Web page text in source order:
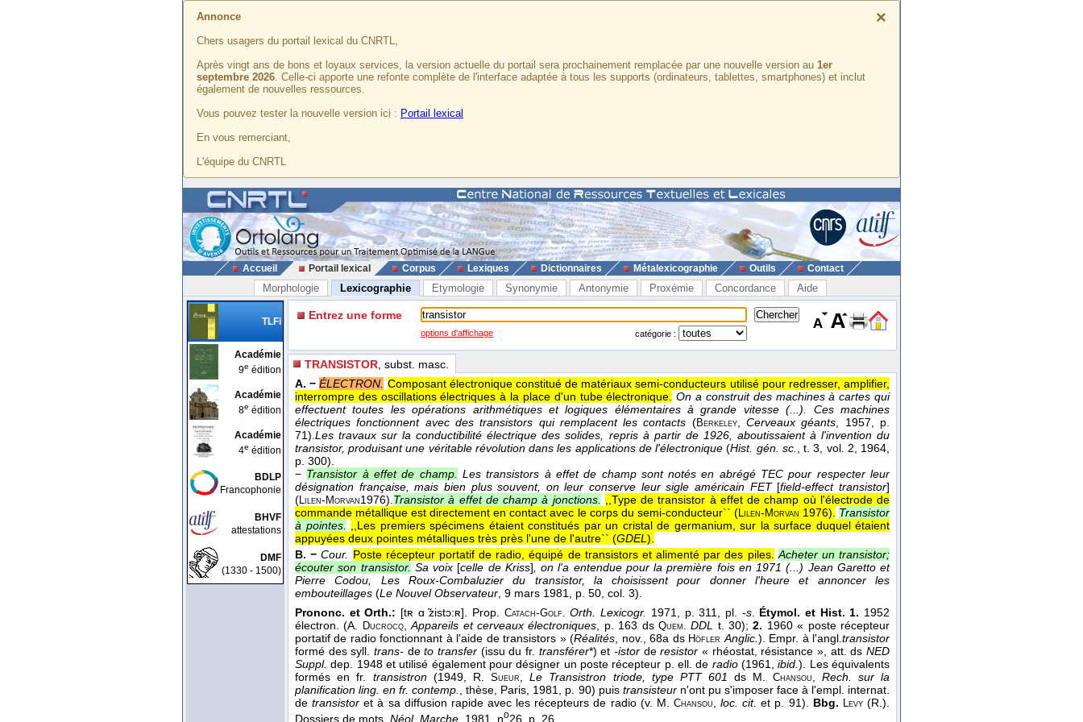
×
Annonce
Chers usagers du portail lexical du CNRTL,
Après vingt ans de bons et loyaux services, la version actuelle du portail sera prochainement remplacée par une nouvelle version au 1er
septembre 2026. Celle-ci apporte une refonte complète de l'interface adaptée à tous les supports (ordinateurs, tablettes, smartphones) et inclut
également de nouvelles ressources.
Vous pouvez tester la nouvelle version ici : Portail lexical
En vous remerciant,
L'équipe du CNRTL
Accueil Portail lexical Corpus Lexiques Dictionnaires Métalexicographie Outils Contact
Morphologie Lexicographie Etymologie Synonymie Antonymie Proxémie Concordance Aide
TLFi
Académie
9e édition
Académie
8e édition
Académie
4e édition
BDLP
Francophonie
BHVF
attestations
DMF
(1330 - 1500)
Entrez une forme
options d'affichage catégorie :
TRANSISTOR , subst. masc.
A. − ÉLECTRON. Composant électronique constitué de matériaux semi-conducteurs utilisé pour redresser, amplifier,
interrompre des oscillations électriques à la place d'un tube électronique. On a construit des machines à cartes qui
effectuent toutes les opérations arithmétiques et logiques élémentaires à grande vitesse (...). Ces machines
électriques fonctionnent avec des transistors qui remplacent les contacts (Berkeley,Cerveaux géants, 1957, p.
71).Les travaux sur la conductibilité électrique des solides, repris à partir de 1926, aboutissaient à l'invention du
transistor, produisant une véritable révolution dans les applications de l'électronique (Hist. gén. sc., t. 3, vol. 2, 1964,
p. 300).
− Transistor à effet de champ. Les transistors à effet de champ sont notés en abrégé TEC pour respecter leur
désignation française, mais bien plus souvent, on leur conserve leur sigle américain FET[field-effect transistor]
(Lilen- Morvan1976).Transistor à effet de champ à jonctions. ,,Type de transistor à effet de champ où l'électrode de
commande métallique est directement en contact avec le corps du semi-conducteur`` (Lilen- Morvan 1976). Transistor
à pointes. ,,Les premiers spécimens étaient constitués par un cristal de germanium, sur la surface duquel étaient
appuyées deux pointes métalliques très près l'une de l'autre`` (GDEL).
B. − Cour. Poste récepteur portatif de radio, équipé de transistors et alimenté par des piles. Acheter un transistor;
écouter son transistor. Sa voix [celle de Kriss], on l'a entendue pour la première fois en 1971 (...) Jean Garetto et
Pierre Codou, Les Roux-Combaluzier du transistor, la choisissent pour donner l'heure et annoncer les
embouteillages (Le Nouvel Observateur, 9 mars 1981, p. 50, col. 3).
Prononc. et Orth.: [tʀ ɑ ̃zistɔ:ʀ]. Prop. Catach-Golf.Orth. Lexicogr. 1971, p. 311, pl. -s. Étymol. et Hist. 1. 1952
électron. (A.
Ducrocq,Appareils et cerveaux électroniques, p. 163 ds Quem.DDL t. 30);2. 1960 « poste récepteur
portatif de radio fonctionnant à l'aide de transistors » (Réalités, nov., 68a ds HöflerAnglic.). Empr. à l'angl.transistor
formé des syll. trans- deto transfer (issu du fr. transférer*) et-istor deresistor « rhéostat, résistance », att. dsNED
Suppl. dep. 1948 et utilisé également pour désigner un poste récepteur p. ell. de radio(1961,ibid.). Les équivalents
formés en fr. transistron(1949, R. Sueur,Le Transistron triode, type PTT 601 ds M. Chansou, Rech. sur la
planification ling. en fr. contemp., thèse, Paris, 1981, p. 90) puis transisteurn'ont pu s'imposer face à l'empl. internat.
detransistor et à sa diffusion rapide avec les récepteurs de radio (v. M. Chansou,loc. cit.et p. 91). Bbg. Levy(R.).
Dossiers de mots. Néol. Marche. 1981, no26, p. 26.